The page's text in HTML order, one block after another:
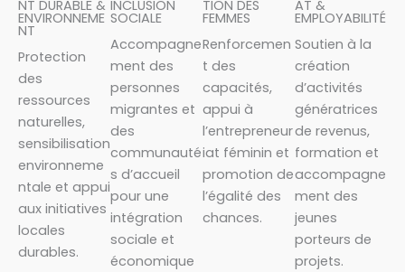
NT DURABLE &
ENVIRONNEME
NT
Protection
des
ressources
naturelles,
sensibilisation
environneme
ntale et appui
aux initiatives
locales
durables.
INCLUSION
SOCIALE
Accompagne
ment des
personnes
migrantes et
des
communauté
s d’accueil
pour une
intégration
sociale et
économique
TION DES
FEMMES
Renforcemen
t des
capacités,
appui à
l’entrepreneur
iat féminin et
promotion de
l’égalité des
chances.
AT &
EMPLOYABILITÉ
Soutien à la
création
d’activités
génératrices
de revenus,
formation et
accompagne
ment des
jeunes
porteurs de
projets.